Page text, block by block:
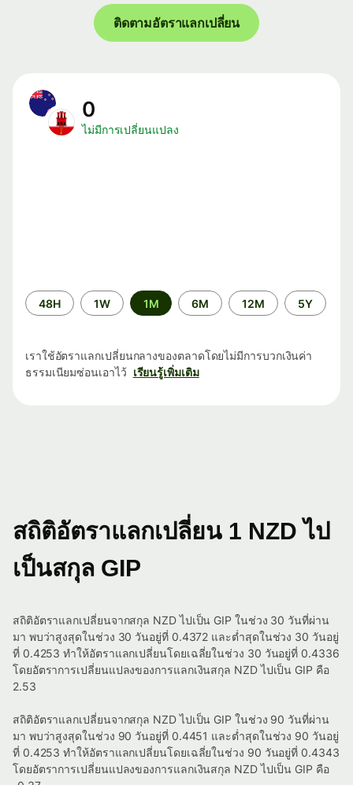
ติดตามอัตราแลกเปลี่ยน
0
ไม่มีการเปลี่ยนแปลง
ระยะ
เวลา
48H 1W 1M 6M 12M 5Y
เราใช้อัตราแลกเปลี่ยนกลางของตลาดโดยไม่มีการบวกเงินค่า
ธรรมเนียมซ่อนเอาไว้ เรียนรู้เพิ่มเติม
สถิติอัตราแลกเปลี่ยน 1 NZD ไป
เป็นสกุล GIP
สถิติอัตราแลกเปลี่ยนจากสกุล NZD ไปเป็น GIP ในช่วง 30 วันที่ผ่าน
มา พบว่าสูงสุดในช่วง 30 วันอยู่ที่ 0.4372 และต่ำสุดในช่วง 30 วันอยู่
ที่ 0.4253 ทำให้อัตราแลกเปลี่ยนโดยเฉลี่ยในช่วง 30 วันอยู่ที่ 0.4336
โดยอัตราการเปลี่ยนแปลงของการแลกเงินสกุล NZD ไปเป็น GIP คือ
2.53
สถิติอัตราแลกเปลี่ยนจากสกุล NZD ไปเป็น GIP ในช่วง 90 วันที่ผ่าน
มา พบว่าสูงสุดในช่วง 90 วันอยู่ที่ 0.4451 และต่ำสุดในช่วง 90 วันอยู่
ที่ 0.4253 ทำให้อัตราแลกเปลี่ยนโดยเฉลี่ยในช่วง 90 วันอยู่ที่ 0.4343
โดยอัตราการเปลี่ยนแปลงของการแลกเงินสกุล NZD ไปเป็น GIP คือ